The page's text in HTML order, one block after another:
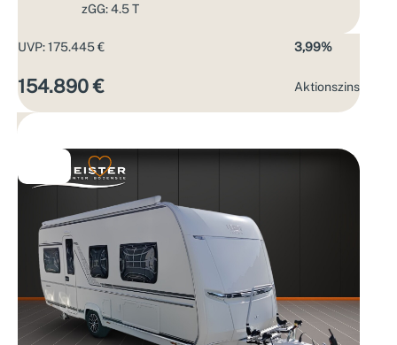
zGG: 4.5 T
UVP: 175.445 €
154.890 €
3,99%
Aktions­zins